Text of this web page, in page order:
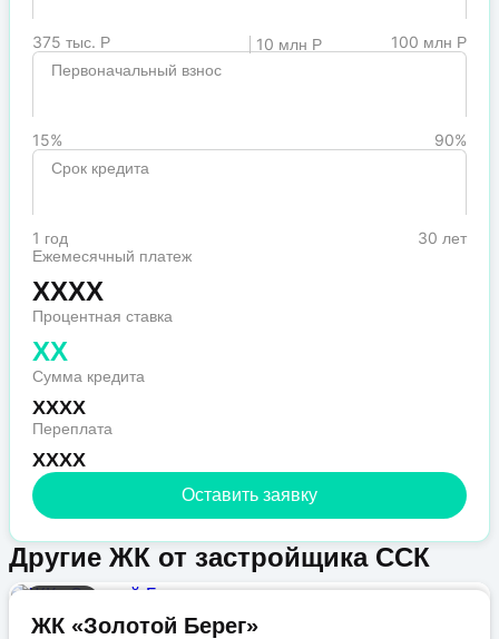
375 тыс. Р 10 млн Р
100 млн Р
Первоначальный взнос
15%
90%
Срок кредита
1 год
30 лет
Ежемесячный платеж
XXXX
Процентная ставка
XX
Сумма кредита
XXXX
Переплата
XXXX
Оставить заявку
Другие ЖК от застройщика ССК
ЖК «Золотой Берег»